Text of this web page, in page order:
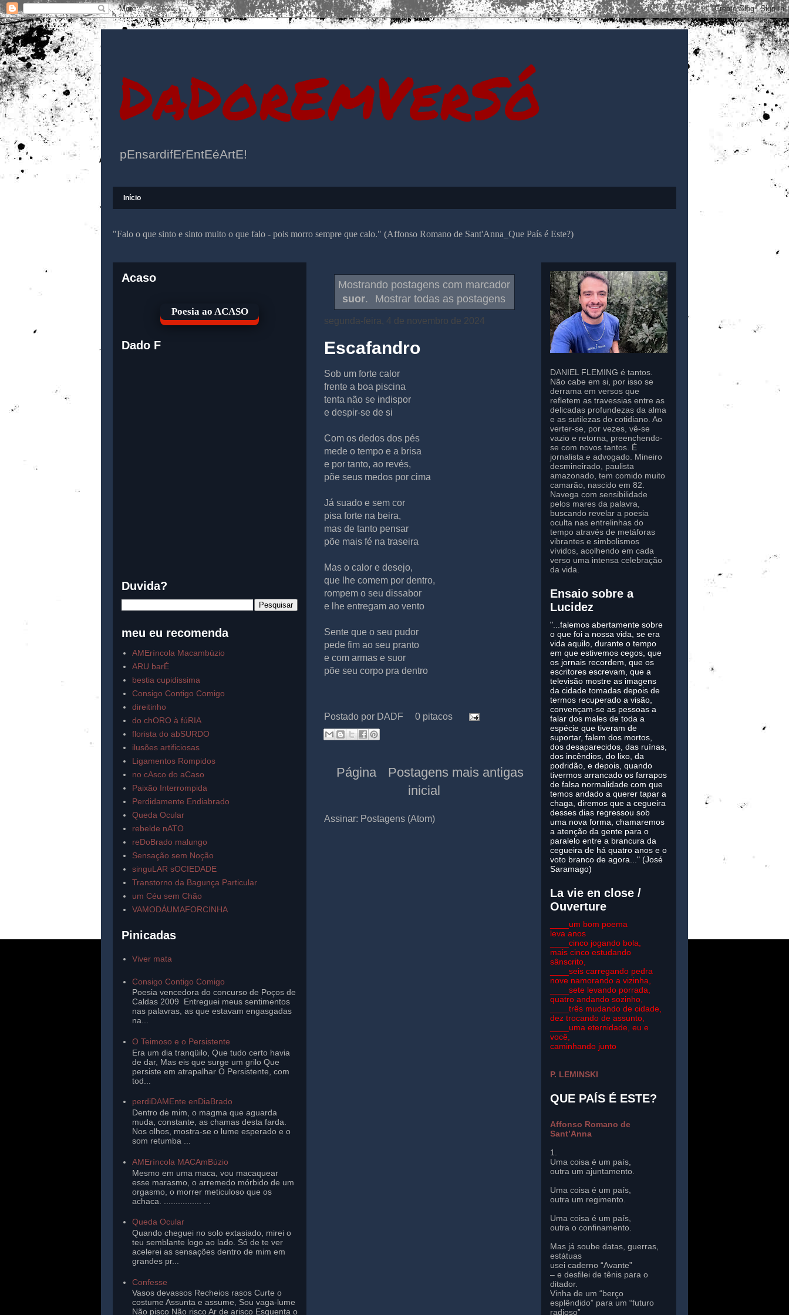
DaDorEmVerSó
pEnsardifErEntEéArtE!
Início
"Falo o que sinto e sinto muito o que falo - pois morro sempre que calo." (Affonso Romano de Sant'Anna_Que País é Este?)
Mostrando postagens com marcador
suor. Mostrar todas as postagens
segunda-feira, 4 de novembro de 2024
Escafandro
Sob um forte calor
frente a boa piscina
tenta não se indispor
e despir-se de si
Com os dedos dos pés
mede o tempo e a brisa
e por tanto, ao revés,
põe seus medos por cima
Já suado e sem cor
pisa forte na beira,
mas de tanto pensar
põe mais fé na traseira
Mas o calor e desejo,
que lhe comem por dentro,
rompem o seu dissabor
e lhe entregam ao vento
Sente que o seu pudor
pede fim ao seu pranto
e com armas e suor
põe seu corpo pra dentro
Postado por DADF 0 pitacos
Postagens mais antigas
Página
inicial
Assinar: Postagens (Atom)
Acaso
Poesia ao ACASO
Dado F
Duvida?
meu eu recomenda
AMEríncola Macambúzio
ARU barÉ
bestia cupidissima
Consigo Contigo Comigo
direitinho
do chORO à fúRIA
florista do abSURDO
ilusões artificiosas
Ligamentos Rompidos
no cAsco do aCaso
Paixão Interrompida
Perdidamente Endiabrado
Queda Ocular
rebelde nATO
reDoBrado malungo
Sensação sem Noção
singuLAR sOCIEDADE
Transtorno da Bagunça Particular
um Céu sem Chão
VAMODÁUMAFORCINHA
Pinicadas
Viver mata
Consigo Contigo Comigo
Poesia vencedora do concurso de Poços de
Caldas 2009 Entreguei meus sentimentos
nas palavras, as que estavam engasgadas
na...
O Teimoso e o Persistente
Era um dia tranqüilo, Que tudo certo havia
de dar, Mas eis que surge um grilo Que
persiste em atrapalhar O Persistente, com
tod...
perdiDAMEnte enDiaBrado
Dentro de mim, o magma que aguarda
muda, constante, as chamas desta farda.
Nos olhos, mostra-se o lume esperado e o
som retumba ...
AMEríncola MACAmBúzio
Mesmo em uma maca, vou macaquear
esse marasmo, o arremedo mórbido de um
orgasmo, o morrer meticuloso que os
achaca. ................ ...
Queda Ocular
Quando cheguei no solo extasiado, mirei o
teu semblante logo ao lado. Só de te ver
acelerei as sensações dentro de mim em
grandes pr...
Confesse
Vasos devassos Recheios rasos Curte o
costume Assunta e assume, Sou vaga-lume
Não pisco Não risco Ar de arisco Esquenta o
DANIEL FLEMING é tantos.
Não cabe em si, por isso se
derrama em versos que
refletem as travessias entre as
delicadas profundezas da alma
e as sutilezas do cotidiano. Ao
verter-se, por vezes, vê-se
vazio e retorna, preenchendo-
se com novos tantos. É
jornalista e advogado. Mineiro
desmineirado, paulista
amazonado, tem comido muito
camarão, nascido em 82.
Navega com sensibilidade
pelos mares da palavra,
buscando revelar a poesia
oculta nas entrelinhas do
tempo através de metáforas
vibrantes e simbolismos
vívidos, acolhendo em cada
verso uma intensa celebração
da vida.
Ensaio sobre a
Lucidez
"...falemos abertamente sobre
o que foi a nossa vida, se era
vida aquilo, durante o tempo
em que estivemos cegos, que
os jornais recordem, que os
escritores escrevam, que a
televisão mostre as imagens
da cidade tomadas depois de
termos recuperado a visão,
convençam-se as pessoas a
falar dos males de toda a
espécie que tiveram de
suportar, falem dos mortos,
dos desaparecidos, das ruínas,
dos incêndios, do lixo, da
podridão, e depois, quando
tivermos arrancado os farrapos
de falsa normalidade com que
temos andado a querer tapar a
chaga, diremos que a cegueira
desses dias regressou sob
uma nova forma, chamaremos
a atenção da gente para o
paralelo entre a brancura da
cegueira de há quatro anos e o
voto branco de agora..." (José
Saramago)
La vie en close /
Ouverture
____um bom poema
leva anos
____cinco jogando bola,
mais cinco estudando
sânscrito,
____seis carregando pedra
nove namorando a vizinha,
____sete levando porrada,
quatro andando sozinho,
____três mudando de cidade,
dez trocando de assunto,
____uma eternidade, eu e
você,
caminhando junto
P. LEMINSKI
QUE PAÍS É ESTE?
Affonso Romano de
Sant’Anna
1.
Uma coisa é um país,
outra um ajuntamento.
Uma coisa é um país,
outra um regimento.
Uma coisa é um país,
outra o confinamento.
Mas já soube datas, guerras,
estátuas
usei caderno “Avante”
– e desfilei de tênis para o
ditador.
Vinha de um “berço
esplêndido” para um “futuro
radioso”